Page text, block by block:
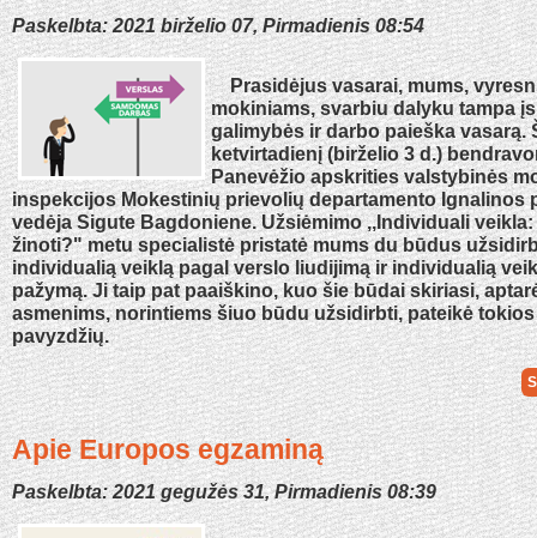
Paskelbta: 2021 birželio 07, Pirmadienis 08:54
Prasidėjus vasarai, mums,
mokiniams, svarbiu dalyku tampa
galimybės ir darbo paieška vasarą.
ketvirtadienį (birželio 3 d.)
Panevėžio apskrities valstybinės
inspekcijos Mokestinių prievolių departamento Ignalinos
vedėja Sigute Bagdoniene. Užsiėmimo ,,Individuali
žinoti?" metu specialistė pristatė mums du būdus
individualią veiklą pagal verslo liudijimą ir individualią
pažymą. Ji taip pat paaiškino, kuo šie būdai skiriasi,
asmenims, norintiems šiuo būdu užsidirbti, pateikė
pavyzdžių.
Apie Europos egzaminą
Paskelbta: 2021 gegužės 31, Pirmadienis 08:39